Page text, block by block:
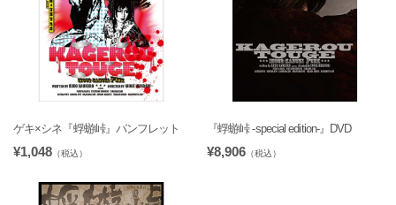
ゲキ×シネ『蜉蝣峠』パンフレット
¥1,048 （税込）
『蜉蝣峠 -special edition-』DVD
¥8,906 （税込）